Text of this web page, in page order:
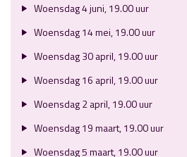
Woensdag 4 juni, 19.00 uur
Woensdag 14 mei, 19.00 uur
Woensdag 30 april, 19.00 uur
Woensdag 16 april, 19.00 uur
Woensdag 2 april, 19.00 uur
Woensdag 19 maart, 19.00 uur
Woensdag 5 maart, 19.00 uur